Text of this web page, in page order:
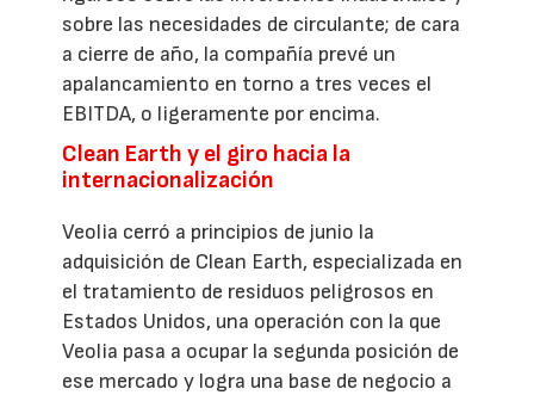
sobre las necesidades de circulante; de cara
a cierre de año, la compañía prevé un
apalancamiento en torno a tres veces el
EBITDA, o ligeramente por encima.
Clean Earth y el giro hacia la
internacionalización
Veolia cerró a principios de junio la
adquisición de Clean Earth, especializada en
el tratamiento de residuos peligrosos en
Estados Unidos, una operación con la que
Veolia pasa a ocupar la segunda posición de
ese mercado y logra una base de negocio a